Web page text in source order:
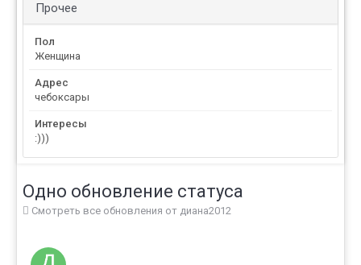
Прочее
Пол
Женщина
Адрес
чебоксары
Интересы
:)))
Одно обновление статуса
Смотреть все обновления от диана2012